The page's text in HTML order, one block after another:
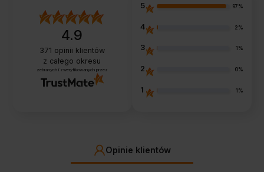
4.9
371 opinii klientów
z całego okresu
zebranych i zweryfikowanych przez
5 97%
4 2%
3 1%
2 0%
1 1%
Opinie klientów